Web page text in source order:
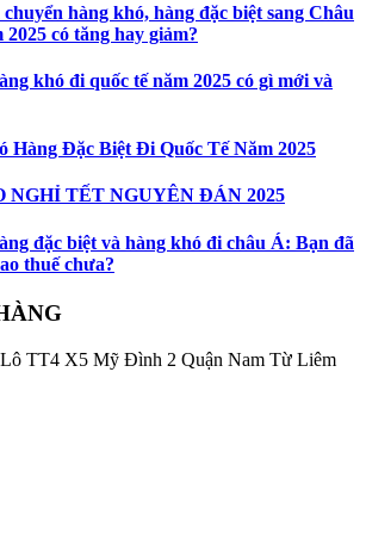
hàng khó, hàng đặc biệt sang Châu
có tăng hay giảm?
khó đi quốc tế năm 2025 có gì mới và
Hàng Đặc Biệt Đi Quốc Tế Năm 2025
NGHỈ TẾT NGUYÊN ĐÁN 2025
đặc biệt và hàng khó đi châu Á: Bạn đã
thuế chưa?
Lô TT4 X5 Mỹ Đình 2 Quận Nam Từ Liêm